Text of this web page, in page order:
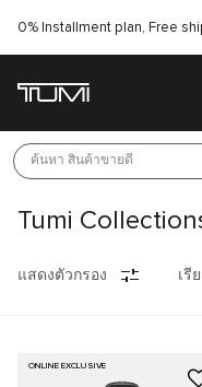
0% Installment plan, Free
ค้นหา สินค้าขายดี
Tumi
แสดงตัวกรอง เรี
ONLINE EXCLUSIVE